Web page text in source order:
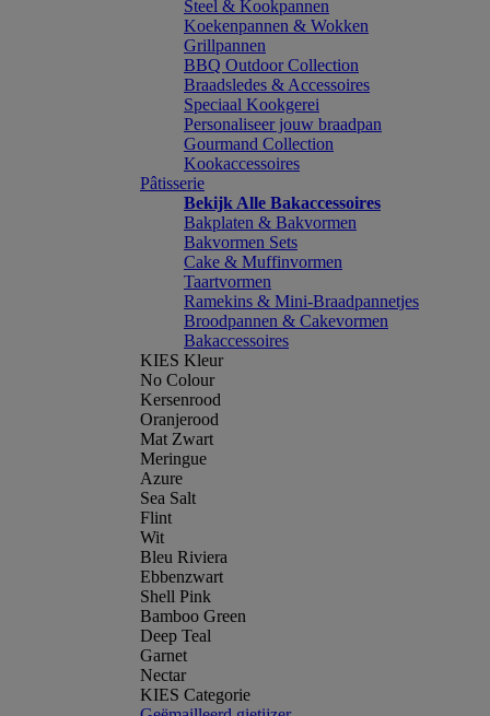
Steel & Kookpannen
Koekenpannen & Wokken
Grillpannen
BBQ Outdoor Collection
Braadsledes & Accessoires
Speciaal Kookgerei
Personaliseer jouw braadpan
Gourmand Collection
Kookaccessoires
Pâtisserie
Bekijk Alle Bakaccessoires
Bakplaten & Bakvormen
Bakvormen Sets
Cake & Muffinvormen
Taartvormen
Ramekins & Mini-Braadpannetjes
Broodpannen & Cakevormen
Bakaccessoires
KIES Kleur
No Colour
Kersenrood
Oranjerood
Mat Zwart
Meringue
Azure
Sea Salt
Flint
Wit
Bleu Riviera
Ebbenzwart
Shell Pink
Bamboo Green
Deep Teal
Garnet
Nectar
KIES Categorie